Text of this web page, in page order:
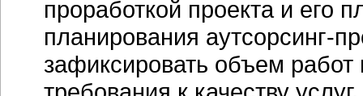
проработкой проекта и его
планирования аутсорсинг-
зафиксировать объем работ